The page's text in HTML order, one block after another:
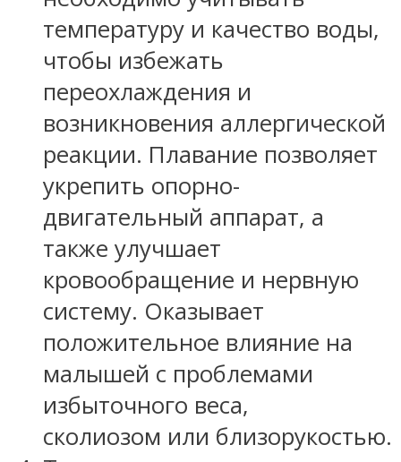
температуру и качество воды,
чтобы избежать
переохлаждения и
возникновения аллергической
реакции. Плавание позволяет
укрепить опорно-
двигательный аппарат, а
также улучшает
кровообращение и нервную
систему. Оказывает
положительное влияние на
малышей с проблемами
избыточного веса,
сколиозом или близорукостью.